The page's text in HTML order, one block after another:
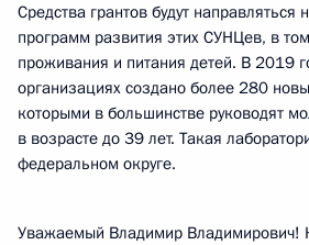
Средства грантов будут
программ развития этих СУНЦев, в
проживания и питания детей. В 2019
организациях создано более 280
которыми в большинстве руководят
в возрасте до 39 лет. Такая
федеральном округе.
Уважаемый Владимир Владимирович!